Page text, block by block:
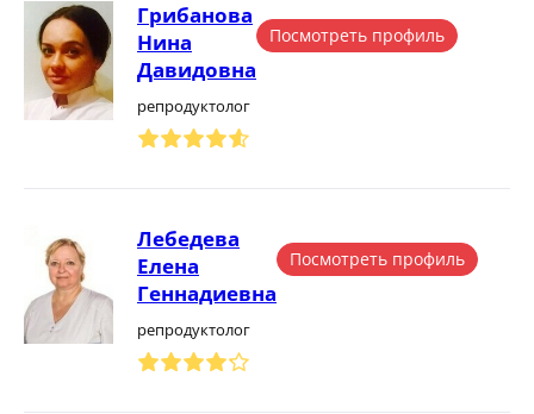
Грибанова
Нина
Давидовна
репродуктолог
Посмотреть профиль
Лебедева
Елена
Геннадиевна
репродуктолог
Посмотреть профиль